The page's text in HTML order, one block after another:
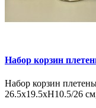
Набор корзин
Набор корзин
26.5x19.5xH10.5/26